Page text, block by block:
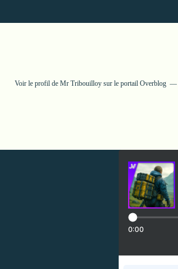
Voir le profil de Mr Tribouilloy sur le portail Overblog
0:00